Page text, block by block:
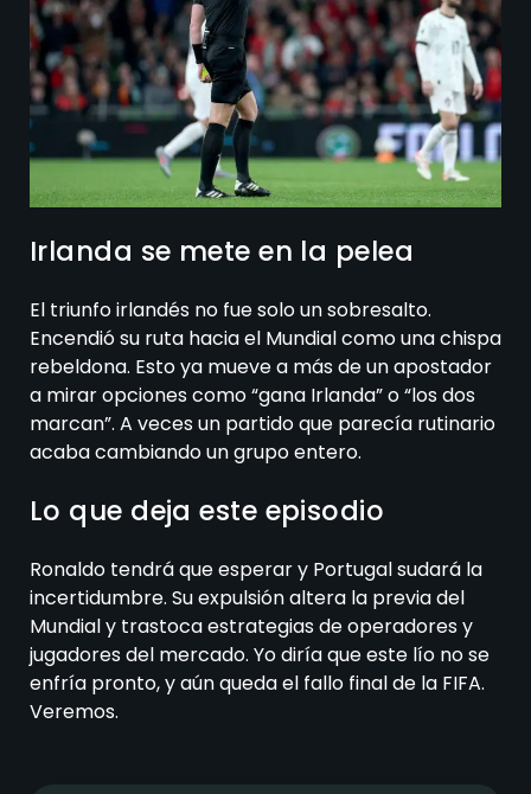
Irlanda se mete en la pelea
El triunfo irlandés no fue solo un sobresalto.
Encendió su ruta hacia el Mundial como una chispa
rebeldona. Esto ya mueve a más de un apostador
a mirar opciones como “gana Irlanda” o “los dos
marcan”. A veces un partido que parecía rutinario
acaba cambiando un grupo entero.
Lo que deja este episodio
Ronaldo tendrá que esperar y Portugal sudará la
incertidumbre. Su expulsión altera la previa del
Mundial y trastoca estrategias de operadores y
jugadores del mercado. Yo diría que este lío no se
enfría pronto, y aún queda el fallo final de la FIFA.
Veremos.